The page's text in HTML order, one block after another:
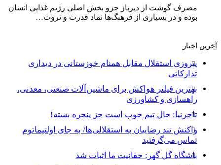
مصرف گوشت از دیرباز جزو بخش اصلی رژیم غذایی انسان
بوده و در بسیاری از فرهنگ‌ها نماد قدرت و ثروت…
آخرین اخبار
پیروزی استقلال مقابل همنام خوزستانی در دیداری
تدارکاتی
بهترین فیلتر هواکش برای ماشین‌آلات صنعتی، معدنی،
راهسازی و کشاورزی
تاجرنیا: حال تیم خوب است جز پنجره بسته!
واکنش تند رضاییان به استقلالی‌ها/ به جای اولتیماتوم
تماس می‌گرفتید
باشگاه گل گهر: حقانیت ما اثبات شد